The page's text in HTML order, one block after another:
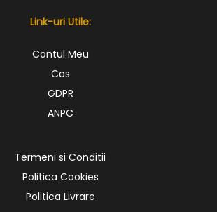
Link-uri Utile:
Contul Meu
Cos
GDPR
ANPC
Termeni si Conditii
Politica Cookies
Politica Livrare